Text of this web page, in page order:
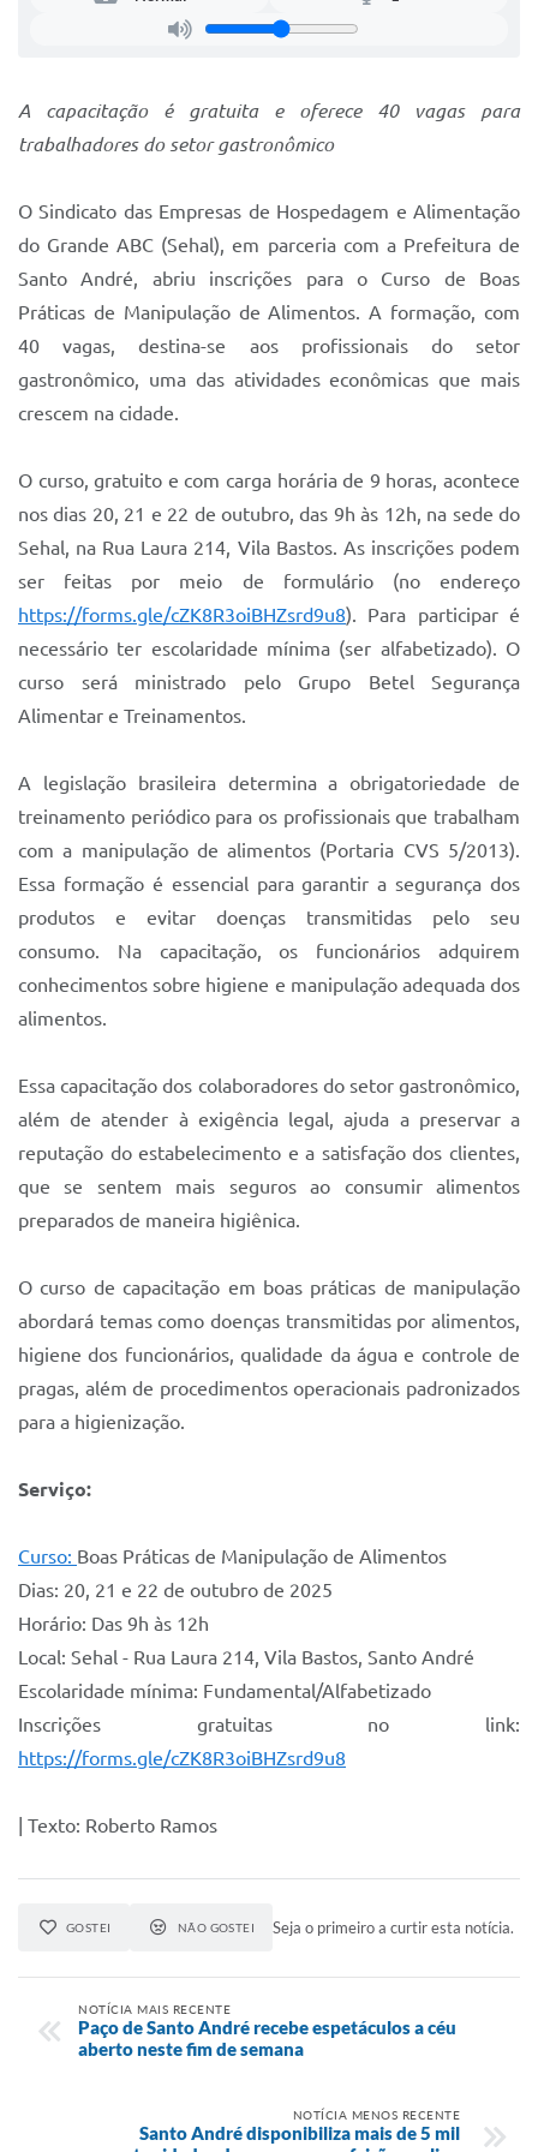
Sistema Colab
A capacitação é gratuita e oferece 40 vagas para
trabalhadores do setor gastronômico
O Sindicato das Empresas de Hospedagem e Alimentação
do Grande ABC (Sehal), em parceria com a Prefeitura de
Santo André, abriu inscrições para o Curso de Boas
Práticas de Manipulação de Alimentos. A formação, com
40 vagas, destina-se aos profissionais do setor
gastronômico, uma das atividades econômicas que mais
crescem na cidade.
O curso, gratuito e com carga horária de 9 horas, acontece
nos dias 20, 21 e 22 de outubro, das 9h às 12h, na sede do
Sehal, na Rua Laura 214, Vila Bastos. As inscrições podem
ser feitas por meio de formulário (no endereço
https://forms.gle/cZK8R3oiBHZsrd9u8). Para participar é
necessário ter escolaridade mínima (ser alfabetizado). O
curso será ministrado pelo Grupo Betel Segurança
Alimentar e Treinamentos.
A legislação brasileira determina a obrigatoriedade de
treinamento periódico para os profissionais que trabalham
com a manipulação de alimentos (Portaria CVS 5/2013).
Essa formação é essencial para garantir a segurança dos
produtos e evitar doenças transmitidas pelo seu
consumo. Na capacitação, os funcionários adquirem
conhecimentos sobre higiene e manipulação adequada dos
alimentos.
Essa capacitação dos colaboradores do setor gastronômico,
além de atender à exigência legal, ajuda a preservar a
reputação do estabelecimento e a satisfação dos clientes,
que se sentem mais seguros ao consumir alimentos
preparados de maneira higiênica.
O curso de capacitação em boas práticas de manipulação
abordará temas como doenças transmitidas por alimentos,
higiene dos funcionários, qualidade da água e controle de
pragas, além de procedimentos operacionais padronizados
para a higienização.
Serviço:
Curso: Boas Práticas de Manipulação de Alimentos
Dias: 20, 21 e 22 de outubro de 2025
Horário: Das 9h às 12h
Local: Sehal - Rua Laura 214, Vila Bastos, Santo André
Escolaridade mínima: Fundamental/Alfabetizado
Inscrições gratuitas no link:
https://forms.gle/cZK8R3oiBHZsrd9u8
| Texto: Roberto Ramos
GOSTEI NÃO GOSTEI Seja o primeiro a curtir esta notícia.
NOTÍCIA MAIS RECENTE
Paço de Santo André recebe espetáculos a céu
aberto neste fim de semana
NOTÍCIA MENOS RECENTE
Santo André disponibiliza mais de 5 mil